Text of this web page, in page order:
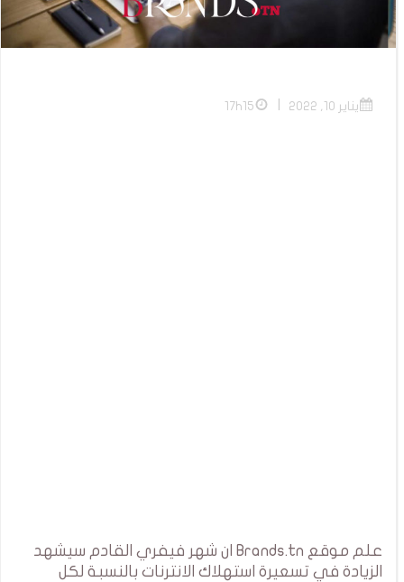
يناير 10, 2022 17h15
علم موقع Brands.tn ان شهر فيفري القادم سيشهد
الزيادة في تسعيرة استهلاك الانترنات بالنسبة لكل